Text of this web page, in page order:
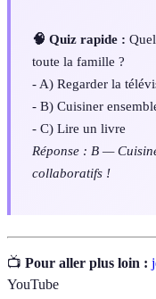
🧠 Quiz rapide :
toute la famille ?
- A) Regarder la
- B) Cuisiner
- C) Lire un livre
Réponse : B —
collaboratifs !
📺 Pour aller plus loin :
YouTube